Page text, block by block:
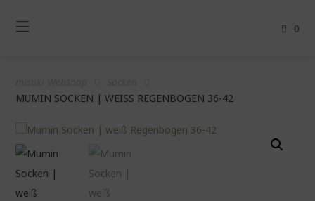
zum
Inhalt
0
MUMIN SOCKEN | WEISS REGENBOGEN 36-42